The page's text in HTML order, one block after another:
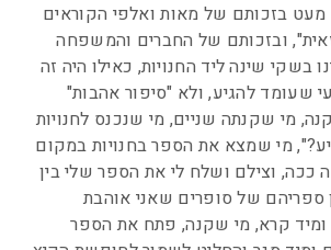
בזכותם של מאות ואלפי הקוראים
ובזכותם של החברים והמשפחה
בשקי שינה ליד החנויות, כאילו היה זה
שעומד להגיע, ולא "סיפור אהבות"
מי שקנתה שניים, מי שנכנס לחנויות
מי שמצא את הספר בחנויות במקום
ככה, וצילם ושלח לי את הספר שלי בין
ספריהם של סופרים שאני אוהבת
ומיד קרא, מי שקנה, פתח את הספר